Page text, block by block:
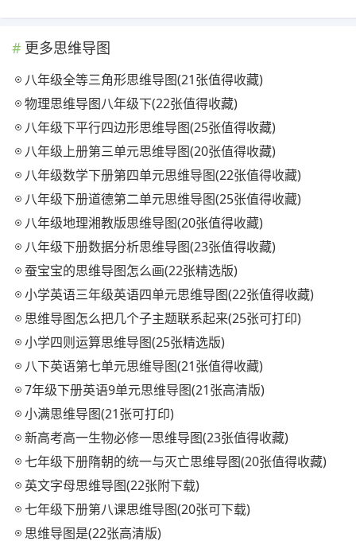
更多思维导图
八年级全等三角形思维导图(21张值得收藏)
物理思维导图八年级下(22张值得收藏)
八年级下平行四边形思维导图(25张值得收藏)
八年级上册第三单元思维导图(20张值得收藏)
八年级数学下册第四单元思维导图(22张值得收藏)
八年级下册道德第二单元思维导图(25张值得收藏)
八年级地理湘教版思维导图(20张值得收藏)
八年级下册数据分析思维导图(23张值得收藏)
蚕宝宝的思维导图怎么画(22张精选版)
小学英语三年级英语四单元思维导图(22张值得收藏)
思维导图怎么把几个子主题联系起来(25张可打印)
小学四则运算思维导图(25张精选版)
八下英语第七单元思维导图(21张值得收藏)
7年级下册英语9单元思维导图(21张高清版)
小满思维导图(21张可打印)
新高考高一生物必修一思维导图(23张值得收藏)
七年级下册隋朝的统一与灭亡思维导图(20张值得收藏)
英文字母思维导图(22张附下载)
七年级下册第八课思维导图(20张可下载)
思维导图是(22张高清版)